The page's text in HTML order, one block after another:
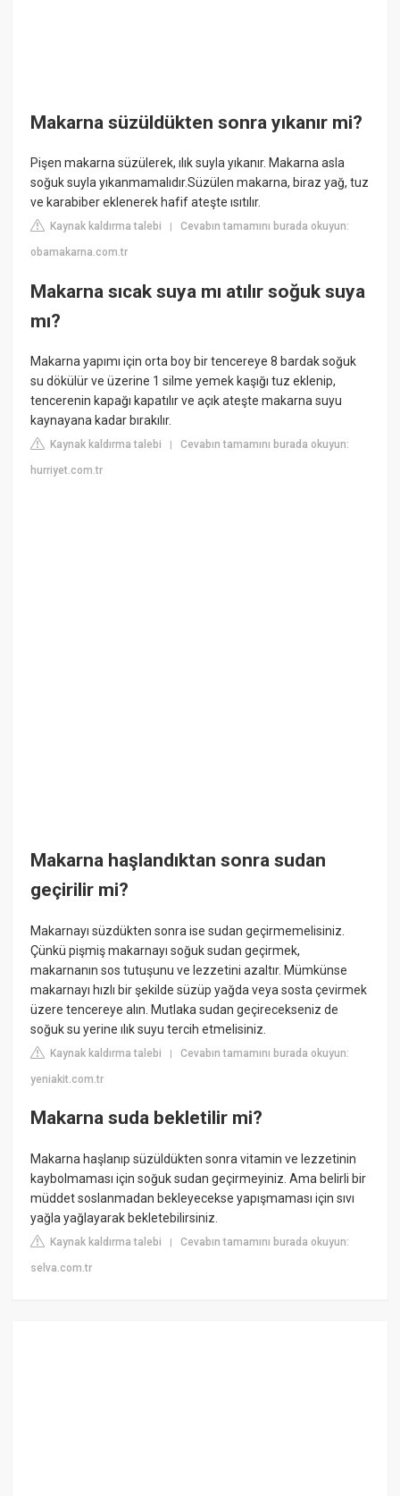
Makarna süzüldükten sonra yıkanır mi?
Pişen makarna süzülerek, ılık suyla yıkanır. Makarna asla
soğuk suyla yıkanmamalıdır.Süzülen makarna, biraz yağ, tuz
ve karabiber eklenerek hafif ateşte ısıtılır.
Kaynak kaldırma talebi |Cevabın tamamını burada okuyun:
obamakarna.com.tr
Makarna sıcak suya mı atılır soğuk suya
mı?
Makarna yapımı için orta boy bir tencereye 8 bardak soğuk
su dökülür ve üzerine 1 silme yemek kaşığı tuz eklenip,
tencerenin kapağı kapatılır ve açık ateşte makarna suyu
kaynayana kadar bırakılır.
Kaynak kaldırma talebi |Cevabın tamamını burada okuyun:
hurriyet.com.tr
Makarna haşlandıktan sonra sudan
geçirilir mi?
Makarnayı süzdükten sonra ise sudan geçirmemelisiniz.
Çünkü pişmiş makarnayı soğuk sudan geçirmek,
makarnanın sos tutuşunu ve lezzetini azaltır. Mümkünse
makarnayı hızlı bir şekilde süzüp yağda veya sosta çevirmek
üzere tencereye alın. Mutlaka sudan geçirecekseniz de
soğuk su yerine ılık suyu tercih etmelisiniz.
Kaynak kaldırma talebi |Cevabın tamamını burada okuyun:
yeniakit.com.tr
Makarna suda bekletilir mi?
Makarna haşlanıp süzüldükten sonra vitamin ve lezzetinin
kaybolmaması için soğuk sudan geçirmeyiniz. Ama belirli bir
müddet soslanmadan bekleyecekse yapışmaması için sıvı
yağla yağlayarak bekletebilirsiniz.
Kaynak kaldırma talebi |Cevabın tamamını burada okuyun:
selva.com.tr